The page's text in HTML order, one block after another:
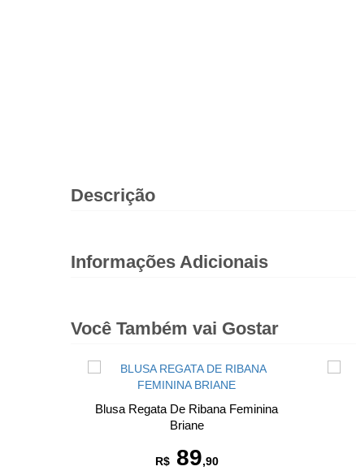
Descrição
Informações Adicionais
Você Também vai Gostar
Blusa Regata De Ribana Feminina
Briane
R$89,90